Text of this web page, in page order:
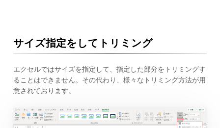
サイズ指定をしてトリミング
エクセルではサイズを指定して、指定した部分をトリミングす
ることはできません。その代わり、様々なトリミング方法が用
意されております。